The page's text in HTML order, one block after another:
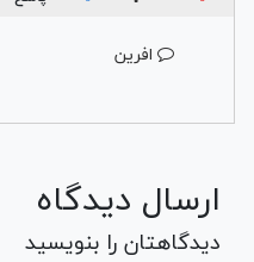
افرین
ارسال دیدگاه
دیدگاهتان را بنویسید